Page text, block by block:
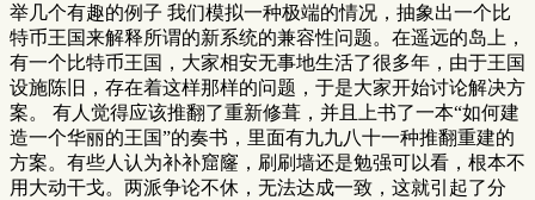
举几个有趣的例子 我们模拟一种极端的情况，抽象出一个比
特币王国来解释所谓的新系统的兼容性问题。在遥远的岛上，
有一个比特币王国，大家相安无事地生活了很多年，由于王国
设施陈旧，存在着这样那样的问题，于是大家开始讨论解决方
案。 有人觉得应该推翻了重新修葺，并且上书了一本“如何建
造一个华丽的王国”的奏书，里面有九九八十一种推翻重建的
方案。有些人认为补补窟窿，刷刷墙还是勉强可以看，根本不
用大动干戈。两派争论不休，无法达成一致，这就引起了分